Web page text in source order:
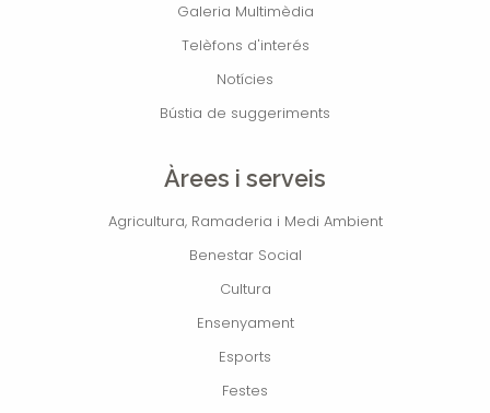
Galeria Multimèdia
Telèfons d'interés
Notícies
Bústia de suggeriments
Àrees i serveis
Agricultura, Ramaderia i Medi Ambient
Benestar Social
Cultura
Ensenyament
Esports
Festes